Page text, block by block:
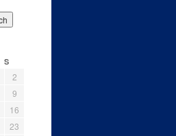
S
2
9
16
23